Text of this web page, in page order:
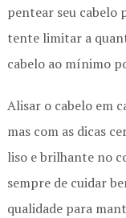
pentear seu cabelo
tente limitar a
cabelo ao mínimo
Alisar o cabelo em
mas com as dicas
liso e brilhante no
sempre de cuidar
qualidade para